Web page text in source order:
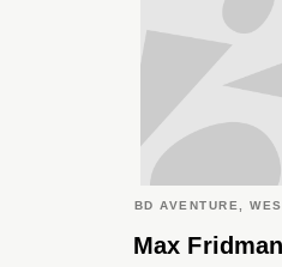
BD AVENTURE,
Max